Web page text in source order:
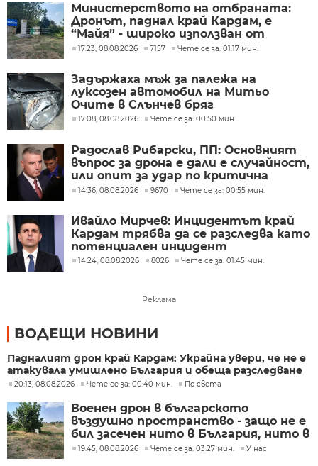
Министерството на отбраната:
Дронът, паднал край Кардам, е
“Майя” - широко използван от
украинската армия
17:23, 08.08.2026 7157 Чете се за: 01:17 мин.
Задържаха мъж за палежа на
луксозен автомобил на Митьо
Очите в Слънчев бряг
17:08, 08.08.2026 Чете се за: 00:50 мин.
Радослав Рибарски, ПП: Основният
въпрос за дрона е дали е случайност,
или опит за удар по критична
инфраструктура
14:36, 08.08.2026 9670 Чете се за: 00:55 мин.
Ивайло Мирчев: Инцидентът край
Кардам трябва да се разследва като
потенциален инцидент
14:24, 08.08.2026 8026 Чете се за: 01:45 мин.
Реклама
ВОДЕЩИ НОВИНИ
Падналият дрон край Кардам: Украйна увери, че не е
атакувала умишлено България и обеща разследване
20:13, 08.08.2026 Чете се за: 00:40 мин. По света
Военен дрон в българското
въздушно пространство - защо не е
бил засечен нито в България, нито в
Румъния?
19:45, 08.08.2026 Чете се за: 03:27 мин. У нас